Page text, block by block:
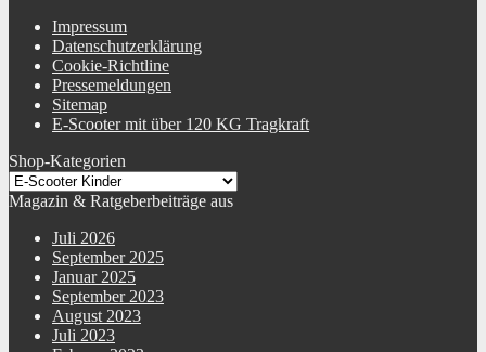
Impressum
Datenschutzerklärung
Cookie-Richtline
Pressemeldungen
Sitemap
E-Scooter mit über 120 KG Tragkraft
Shop-Kategorien
Magazin & Ratgeberbeiträge aus
Juli 2026
September 2025
Januar 2025
September 2023
August 2023
Juli 2023